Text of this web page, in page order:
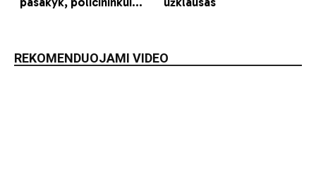
REKOMENDUOJAMI VIDEO